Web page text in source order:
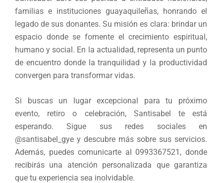
familias e instituciones guayaquileñas, honrando el
legado de sus donantes. Su misión es clara: brindar un
espacio donde se fomente el crecimiento espiritual,
humano y social. En la actualidad, representa un punto
de encuentro donde la tranquilidad y la productividad
convergen para transformar vidas.
Si buscas un lugar excepcional para tu próximo
evento, retiro o celebración, Santisabel te está
esperando. Sigue sus redes sociales en
@santisabel_gye y descubre más sobre sus servicios.
Además, puedes comunicarte al 0993367521, donde
recibirás una atención personalizada que garantiza
que tu experiencia sea inolvidable.